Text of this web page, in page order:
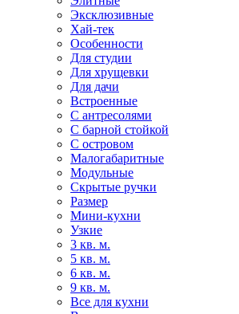
Эксклюзивные
Хай-тек
Особенности
Для студии
Для хрущевки
Для дачи
Встроенные
С антресолями
С барной стойкой
С островом
Малогабаритные
Модульные
Скрытые ручки
Размер
Мини-кухни
Узкие
3 кв. м.
5 кв. м.
6 кв. м.
9 кв. м.
Все для кухни